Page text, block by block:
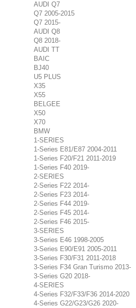
AUDI Q7
Q7 2005-2015
Q7 2015-
AUDI Q8
Q8 2018-
AUDI TT
BAIC
BJ40
U5 PLUS
X35
X55
BELGEE
X50
X70
BMW
1-SERIES
1-Series E81/E87 2004-2011
1-Series F20/F21 2011-2019
1-Series F40 2019-
2-SERIES
2-Series F22 2014-
2-Series F23 2014-
2-Series F44 2019-
2-Series F45 2014-
2-Series F46 2015-
3-SERIES
3-Series E46 1998-2005
3-Series E90/E91 2005-2011
3-Series F30/F31 2011-2018
3-Series F34 Gran Turismo 2013-
3-Series G20 2018-
4-SERIES
4-Series F32/F33/F36 2014-2020
4-Series G22/G23/G26 2020-